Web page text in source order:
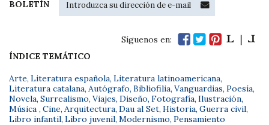
BOLETÍN
Síguenos en:
ÍNDICE TEMÁTICO
Arte, Literatura española, Literatura latinoamericana,
Literatura catalana, Autógrafo, Bibliofilia, Vanguardias, Poesía,
Novela, Surrealismo, Viajes, Diseño, Fotografía, Ilustración,
Música , Cine, Arquitectura, Dau al Set, Historia, Guerra civil,
Libro infantil, Libro juvenil, Modernismo, Pensamiento